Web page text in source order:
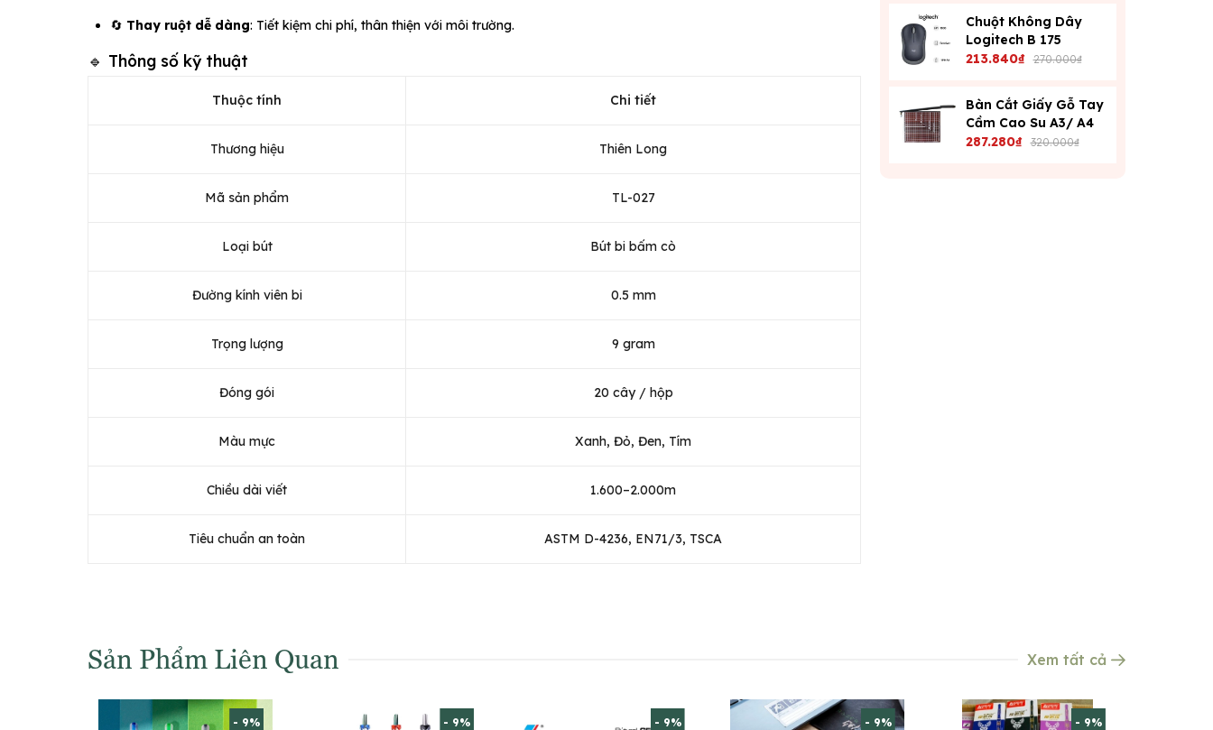
Chuột Không Dây
Logitech B 175
213.840₫ 270.000₫
Bàn Cắt Giấy Gỗ Tay
Cầm Cao Su A3/ A4
287.280₫ 320.000₫
🔄 Thay ruột dễ dàng: Tiết kiệm chi phí, thân thiện với môi trường.
🔹 Thông số kỹ thuật
Thuộc tính Chi tiết
Thương hiệu Thiên Long
Mã sản phẩm TL-027
Loại bút Bút bi bấm cò
Đường kính viên bi 0.5 mm
Trọng lượng 9 gram
Đóng gói 20 cây / hộp
Màu mực Xanh, Đỏ, Đen, Tím
Chiều dài viết 1.600–2.000m
Tiêu chuẩn an toàn ASTM D-4236, EN71/3, TSCA
Sản Phẩm Liên Quan Xem tất cả
- 9% - 9% - 9% - 9% - 9%